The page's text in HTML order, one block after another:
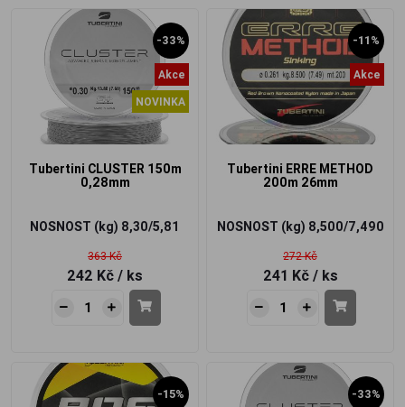
-33%
Akce
NOVINKA
Tubertini CLUSTER 150m
0,28mm
NOSNOST (kg) 8,30/5,81
363 Kč
242 Kč / ks
-11%
Akce
Tubertini ERRE METHOD
200m 26mm
NOSNOST (kg) 8,500/7,490
272 Kč
241 Kč / ks
-15% -33%